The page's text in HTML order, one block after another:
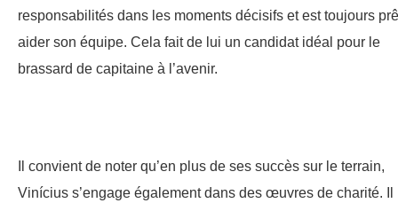
responsabilités dans les moments décisifs et est toujours
aider son équipe. Cela fait de lui un candidat idéal pour le
brassard de capitaine à l’avenir.
Il convient de noter qu’en plus de ses succès sur le terrain,
Vinícius s’engage également dans des œuvres de charité. Il